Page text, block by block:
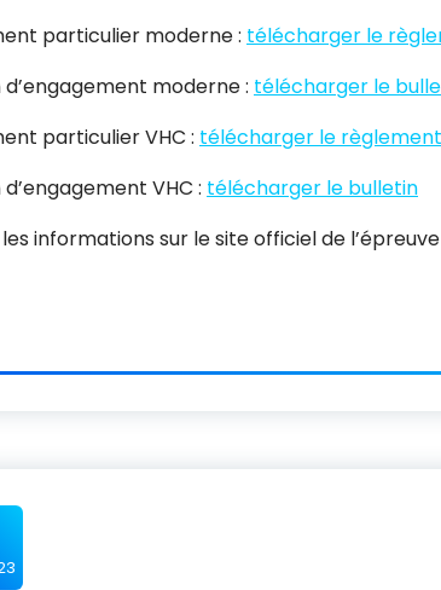
particulier moderne : télécharger le
d’engagement moderne : télécharger le
particulier VHC : télécharger le règlement
VHC : télécharger le bulletin
informations sur le site officiel de l’épreuve